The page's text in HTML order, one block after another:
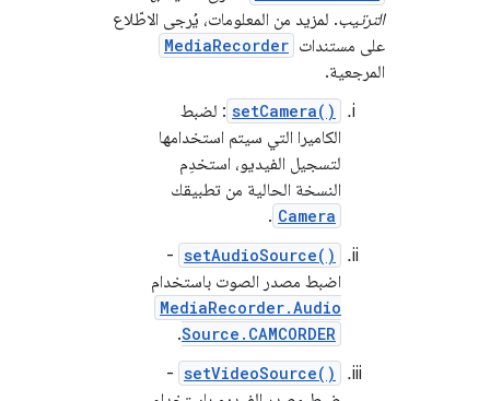
الترتيب. لمزيد من المعلومات، يُرجى الاطّلاع
على مستندات MediaRecorder
المرجعية.
setCamera() : لضبط
الكاميرا التي سيتم استخدامها
لتسجيل الفيديو، استخدِم
النسخة الحالية من تطبيقك
Camera
.
setAudioSource()
-
اضبط مصدر الصوت باستخدام
MediaRecorder.Audio
Source.CAMCORDER
.
setVideoSource()
-